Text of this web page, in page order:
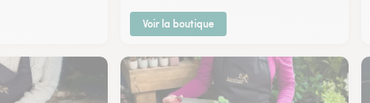
Voir la boutique